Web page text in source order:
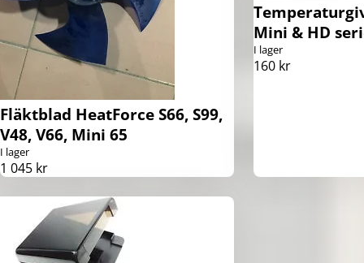
Fläktblad HeatForce S66, S99,
V48, V66, Mini 65
I lager
1 045 kr
Mini & HD
I lager
160 kr